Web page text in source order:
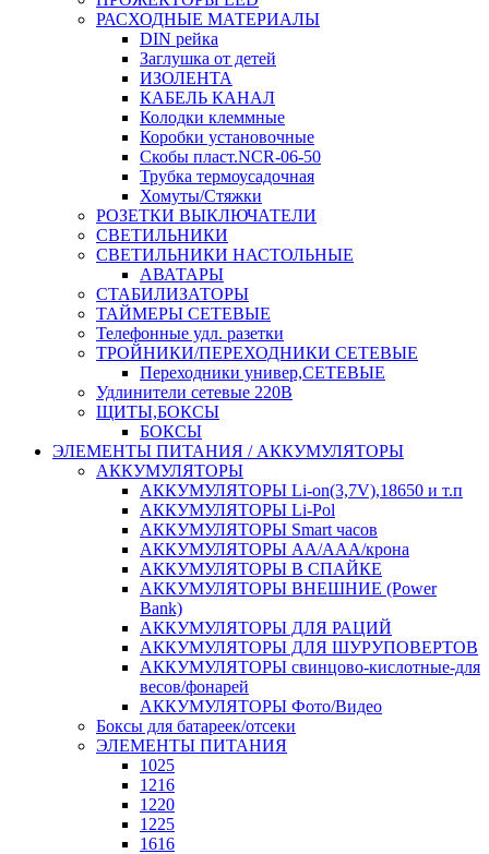
РАСХОДНЫЕ МАТЕРИАЛЫ
DIN рейка
Заглушка от детей
ИЗОЛЕНТА
КАБЕЛЬ КАНАЛ
Колодки клеммные
Коробки установочные
Скобы пласт.NCR-06-50
Трубка термоусадочная
Хомуты/Стяжки
РОЗЕТКИ ВЫКЛЮЧАТЕЛИ
СВЕТИЛЬНИКИ
СВЕТИЛЬНИКИ НАСТОЛЬНЫЕ
АВАТАРЫ
СТАБИЛИЗАТОРЫ
ТАЙМЕРЫ СЕТЕВЫЕ
Телефонные удл. разетки
ТРОЙНИКИ/ПЕРЕХОДНИКИ СЕТЕВЫЕ
Переходники универ,СЕТЕВЫЕ
Удлинители сетевые 220В
ЩИТЫ,БОКСЫ
БОКСЫ
ЭЛЕМЕНТЫ ПИТАНИЯ / АККУМУЛЯТОРЫ
АККУМУЛЯТОРЫ
АККУМУЛЯТОРЫ Li-on(3,7V),18650 и т.п
АККУМУЛЯТОРЫ Li-Pol
АККУМУЛЯТОРЫ Smart часов
АККУМУЛЯТОРЫ АА/ААА/крона
АККУМУЛЯТОРЫ В СПАЙКЕ
АККУМУЛЯТОРЫ ВНЕШНИЕ (Power
Bank)
АККУМУЛЯТОРЫ ДЛЯ РАЦИЙ
АККУМУЛЯТОРЫ ДЛЯ ШУРУПОВЕРТОВ
АККУМУЛЯТОРЫ свинцово-кислотные-для
весов/фонарей
АККУМУЛЯТОРЫ Фото/Видео
Боксы для батареек/отсеки
ЭЛЕМЕНТЫ ПИТАНИЯ
1025
1216
1220
1225
1616